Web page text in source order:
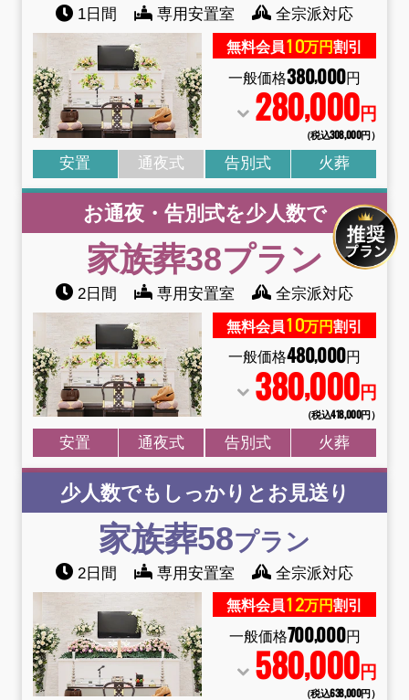
1日間 専用安置室 全宗派対応
無料会員10万円割引
一般価格380,000円
280,000円
（税込308,000円）
安置 通夜式 告別式 火葬
お通夜・告別式を少人数で
家族葬38プラン
2日間 専用安置室 全宗派対応
無料会員10万円割引
一般価格480,000円
380,000円
（税込418,000円）
安置 通夜式 告別式 火葬
少人数でもしっかりとお見送り
家族葬58プラン
2日間 専用安置室 全宗派対応
無料会員12万円割引
一般価格700,000円
580,000円
（税込638,000円）